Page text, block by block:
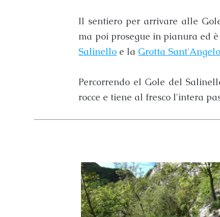
Il sentiero per arrivare alle
ma poi prosegue in pianura ed
Salinello e la Grotta Sant'Angelo
Percorrendo el Gole del
rocce e tiene al fresco l'intera